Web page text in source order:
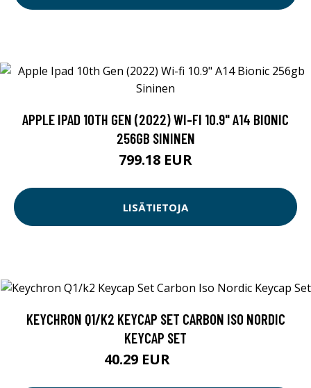
APPLE IPAD 10TH GEN (2022) WI-FI 10.9" A14 BIONIC
256GB SININEN
799.18 EUR
LISÄTIETOJA
KEYCHRON Q1/K2 KEYCAP SET CARBON ISO NORDIC
KEYCAP SET
40.29 EUR